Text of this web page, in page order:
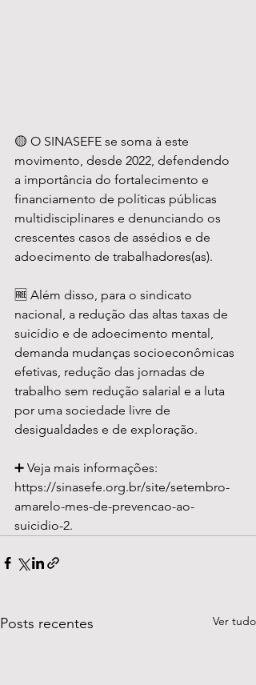
🟡 O SINASEFE se soma à este
movimento, desde 2022, defendendo
a importância do fortalecimento e
financiamento de políticas públicas
multidisciplinares e denunciando os
crescentes casos de assédios e de
adoecimento de trabalhadores(as).
🆓 Além disso, para o sindicato
nacional, a redução das altas taxas de
suicídio e de adoecimento mental,
demanda mudanças socioeconômicas
efetivas, redução das jornadas de
trabalho sem redução salarial e a luta
por uma sociedade livre de
desigualdades e de exploração.
➕ Veja mais informações:
https://sinasefe.org.br/site/setembro-
amarelo-mes-de-prevencao-ao-
suicidio-2.
Posts recentes Ver tudo